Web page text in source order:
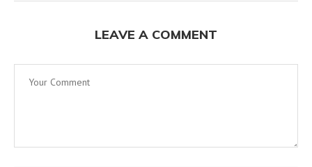
LEAVE A COMMENT